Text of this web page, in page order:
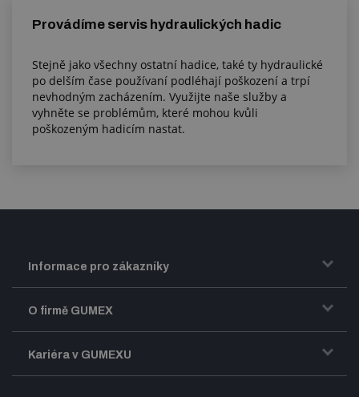
Provádíme servis hydraulických hadic
Stejně jako všechny ostatní hadice, také ty hydraulické
po delším čase používaní podléhají poškození a trpí
nevhodným zacházením. Využijte naše služby a
vyhněte se problémům, které mohou kvůli
poškozeným hadicím nastat.
Informace pro zákazníky
Doprava a zasílání zboží
Obchodní podmínky
O firmě GUMEX
Představení firmy GUMEX
Kariéra v GUMEXU